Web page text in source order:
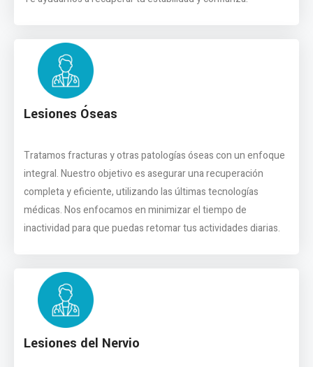
Lesiones Óseas
Tratamos fracturas y otras patologías óseas con un enfoque
integral. Nuestro objetivo es asegurar una recuperación
completa y eficiente, utilizando las últimas tecnologías
médicas. Nos enfocamos en minimizar el tiempo de
inactividad para que puedas retomar tus actividades diarias.
Lesiones del Nervio